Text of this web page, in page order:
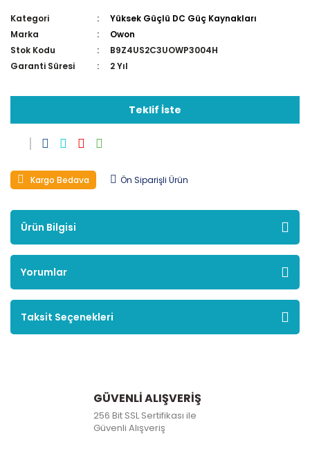
Kategori
Yüksek Güçlü DC Güç Kaynakları
Marka
Owon
Stok Kodu
B9Z4US2C3UOWP3004H
Garanti Süresi
2 Yıl
Teklif İste
Kargo Bedava Ön Siparişli Ürün
Ürün Bilgisi
Yorumlar
Taksit Seçenekleri
GÜVENLİ ALIŞVERİŞ
256 Bit SSL Sertifikası ile
Güvenli Alışveriş